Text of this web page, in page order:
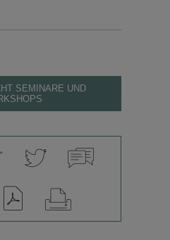
SEMINARE UND